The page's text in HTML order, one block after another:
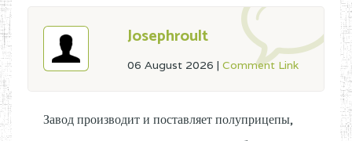
Josephroult
06 August 2026 | Comment Link
Завод производит и поставляет полуприцепы,